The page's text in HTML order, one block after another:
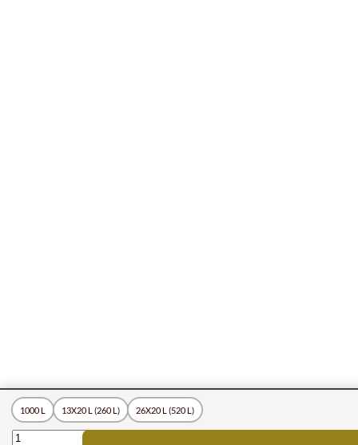
1000 L 13X20 L (260 L) 26X20 L (520 L)
FLÜSSIGE